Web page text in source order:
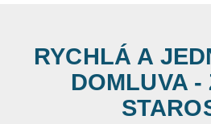
RYCHLÁ A
DOMLUVA -